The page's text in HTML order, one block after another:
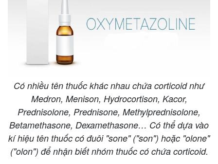
Có nhiều tên thuốc khác nhau chứa corticoid như
Medron, Menison, Hydrocortison, Kacor,
Prednisolone, Prednisone, Methylprednisolone,
Betamethasone, Dexamethasone… Có thể dựa vào
kí hiệu tên thuốc có đuôi "sone" ("son") hoặc "olone"
("olon") để nhận biết nhóm thuốc có chứa corticoid.